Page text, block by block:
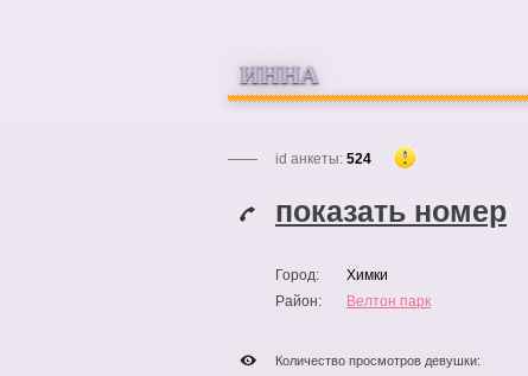
ИННА
id анкеты: 524
показать номер
Город:
Химки
Район:
Велтон парк
Количество просмотров девушки: